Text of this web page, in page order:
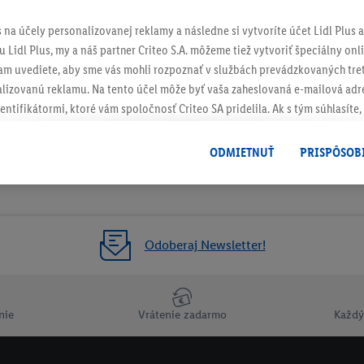
Odoberaj Newsletter!
Vrátenie zadarmo
účely personalizovanej reklamy a následne si vytvoríte účet Lidl Plus
Lidl Plus, my a náš partner Criteo S.A. môžeme tiež vytvoriť špeciálny
uvediete, aby sme vás mohli rozpoznať v službách prevádzkovaných
reklamu. Na tento účel môže byť vaša zaheslovaná e-mailová
ktoré vám spoločnosť Criteo SA pridelila. Ak s tým súhlasíte,
nie jeho zakúpením), sa môžu zobrazovať aj na rôznych zariadeniach a
možno priradiť niekoľko koncových zariadení alebo používanie viacerých
e-mailovej adresy a prípadne ďalších identifikátorov/
" môžete povoliť iba používanie potrebných technológií.
práve kedykoľvek odvolať súhlas s účinnosťou do budúcnosti
.
ODMIETNUŤ